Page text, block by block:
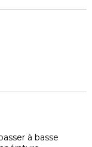
à basse